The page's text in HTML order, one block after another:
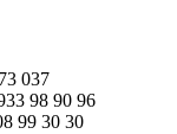
037
98 90 96
99 30 30